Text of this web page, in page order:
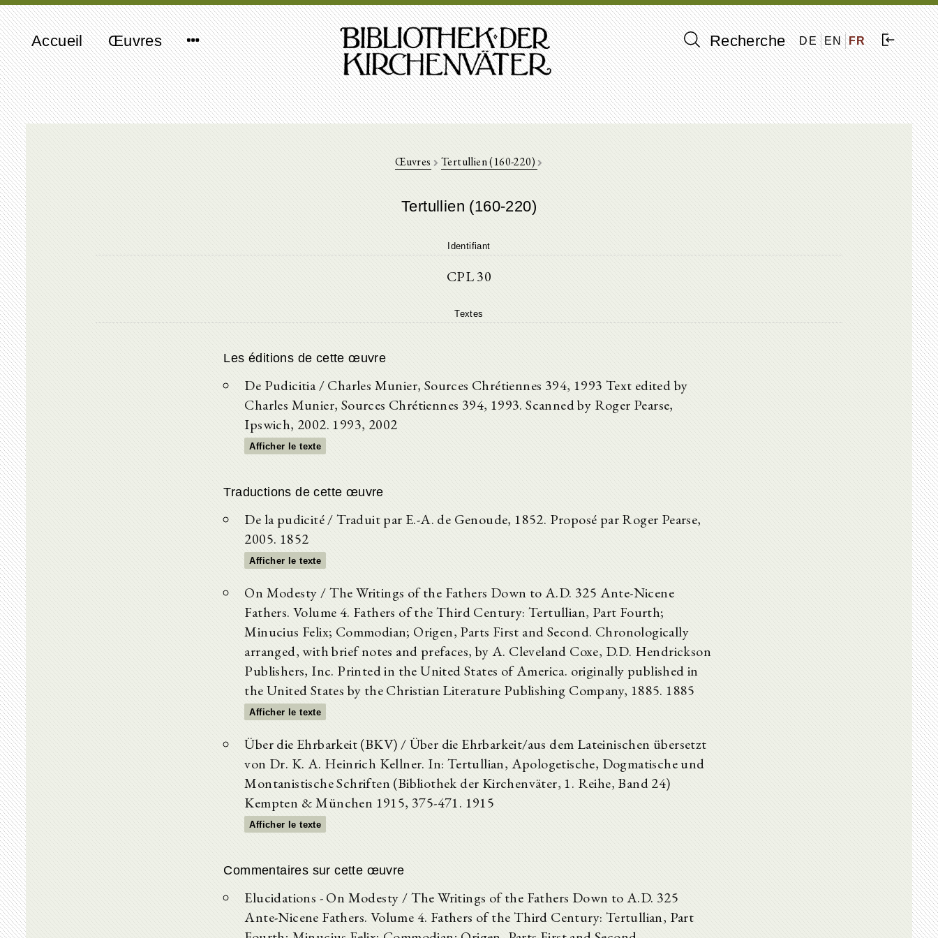
Accueil Œuvres Recherche DE EN FR
Œuvres Tertullien (160-220)
Tertullien (160-220)
Identifiant
CPL 30
Textes
Les éditions de cette œuvre
De Pudicitia / Charles Munier, Sources Chrétiennes 394, 1993 Text edited by
Charles Munier, Sources Chrétiennes 394, 1993. Scanned by Roger Pearse,
Ipswich, 2002. 1993, 2002
Afficher le texte
Traductions de cette œuvre
De la pudicité / Traduit par E.-A. de Genoude, 1852. Proposé par Roger Pearse,
2005. 1852
Afficher le texte
On Modesty / The Writings of the Fathers Down to A.D. 325 Ante-Nicene
Fathers. Volume 4. Fathers of the Third Century: Tertullian, Part Fourth;
Minucius Felix; Commodian; Origen, Parts First and Second. Chronologically
arranged, with brief notes and prefaces, by A. Cleveland Coxe, D.D. Hendrickson
Publishers, Inc. Printed in the United States of America. originally published in
the United States by the Christian Literature Publishing Company, 1885. 1885
Afficher le texte
Über die Ehrbarkeit (BKV) / Über die Ehrbarkeit/aus dem Lateinischen übersetzt
von Dr. K. A. Heinrich Kellner. In: Tertullian, Apologetische, Dogmatische und
Montanistische Schriften (Bibliothek der Kirchenväter, 1. Reihe, Band 24)
Kempten & München 1915, 375-471. 1915
Afficher le texte
Commentaires sur cette œuvre
Elucidations - On Modesty / The Writings of the Fathers Down to A.D. 325
Ante-Nicene Fathers. Volume 4. Fathers of the Third Century: Tertullian, Part